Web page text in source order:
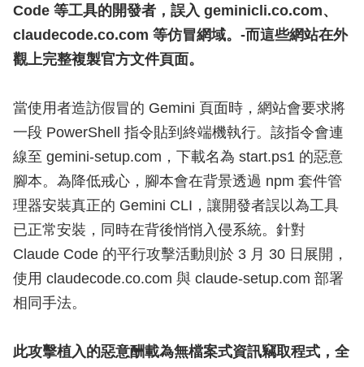
Code 等工具的開發者，誤入 geminicli.co.com、
claudecode.co.com 等仿冒網域。-而這些網站在外
觀上完整複製官方文件頁面。
當使用者造訪假冒的 Gemini 頁面時，網站會要求將
一段 PowerShell 指令貼到終端機執行。該指令會連
線至 gemini-setup.com，下載名為 start.ps1 的惡意
腳本。為降低戒心，腳本會在背景透過 npm 套件管
理器安裝真正的 Gemini CLI，讓開發者誤以為工具
已正常安裝，同時在背後悄悄入侵系統。針對
Claude Code 的平行攻擊活動則於 3 月 30 日展開，
使用 claudecode.co.com 與 claude-setup.com 部署
相同手法。
此攻擊植入的惡意酬載為無檔案式資訊竊取程式，全